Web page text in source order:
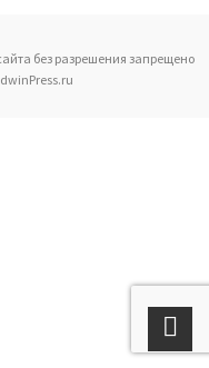
без разрешения запрещено